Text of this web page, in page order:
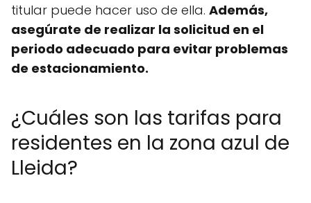
titular puede hacer uso de ella. Además,
asegúrate de realizar la solicitud en el
periodo adecuado para evitar problemas
de estacionamiento.
¿Cuáles son las tarifas para
residentes en la zona azul de
Lleida?